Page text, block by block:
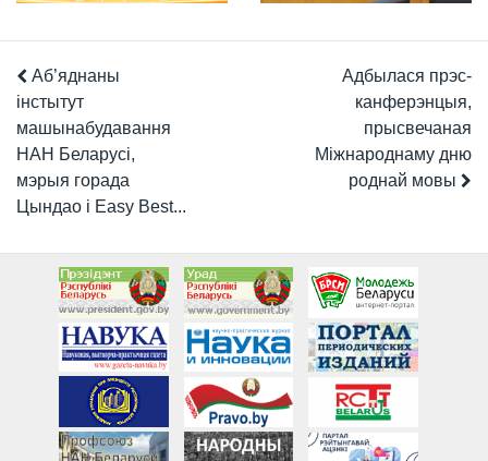
Аб’яднаны
інстытут
машынабудавання
НАН Беларусі,
мэрыя горада
Цындао і Easy Best...
Адбылася прэс-
канферэнцыя,
прысвечаная
Міжнароднаму дню
роднай мовы